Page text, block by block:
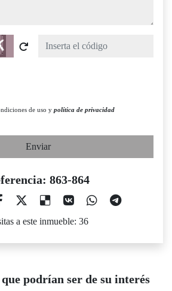
de uso y política de privacidad
Enviar
863-864
a este inmueble: 36
podrían ser de su interés